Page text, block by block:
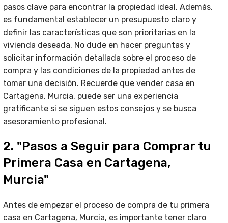
pasos clave para encontrar la propiedad ideal. Además,
es fundamental establecer un presupuesto claro y
definir las características que son prioritarias en la
vivienda deseada. No dude en hacer preguntas y
solicitar información detallada sobre el proceso de
compra y las condiciones de la propiedad antes de
tomar una decisión. Recuerde que vender casa en
Cartagena, Murcia, puede ser una experiencia
gratificante si se siguen estos consejos y se busca
asesoramiento profesional.
2. "Pasos a Seguir para Comprar tu
Primera Casa en Cartagena,
Murcia"
Antes de empezar el proceso de compra de tu primera
casa en Cartagena, Murcia, es importante tener claro